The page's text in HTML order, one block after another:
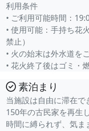
利用条件
• ご利用可能時間：
• 使用可能：手持ち花
禁止）
• 火の始末は外水道を
• 花火終了後はゴミ・
素泊まり
当施設は自由に滞在で
150年の古民家を再生
時間に縛られず、気ま